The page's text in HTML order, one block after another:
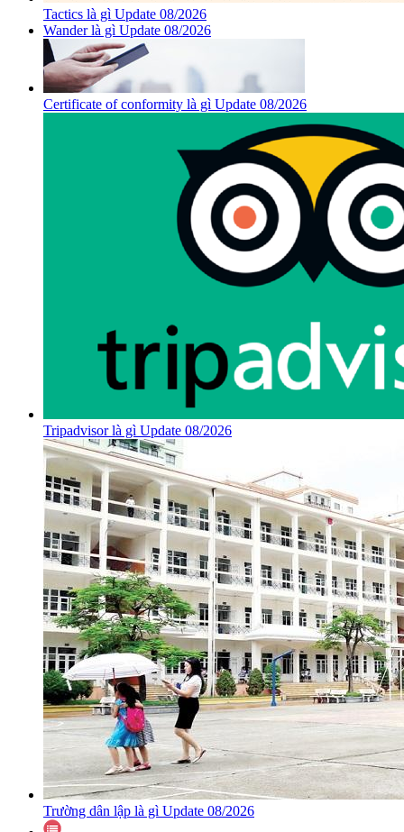
Tactics là gì Update 08/2026
Wander là gì Update 08/2026
Certificate of conformity là gì Update 08/2026
Tripadvisor là gì Update 08/2026
Trường dân lập là gì Update 08/2026